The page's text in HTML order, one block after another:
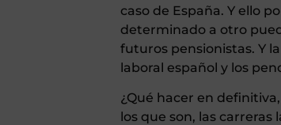
caso de España. Y ello
determinado a otro
futuros pensionistas. Y
laboral español y los
¿Qué hacer en
los que son, las